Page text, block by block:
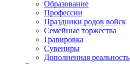
Образование
Профессии
Праздники родов войск
Семейные торжества
Гравировка
Сувениры
Дополненная реальность